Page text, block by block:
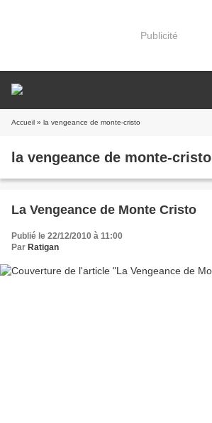
Publicité
Accueil » la vengeance de monte-cristo
la vengeance de monte-cristo
La Vengeance de Monte Cristo
Publié le 22/12/2010 à 11:00
Par Ratigan